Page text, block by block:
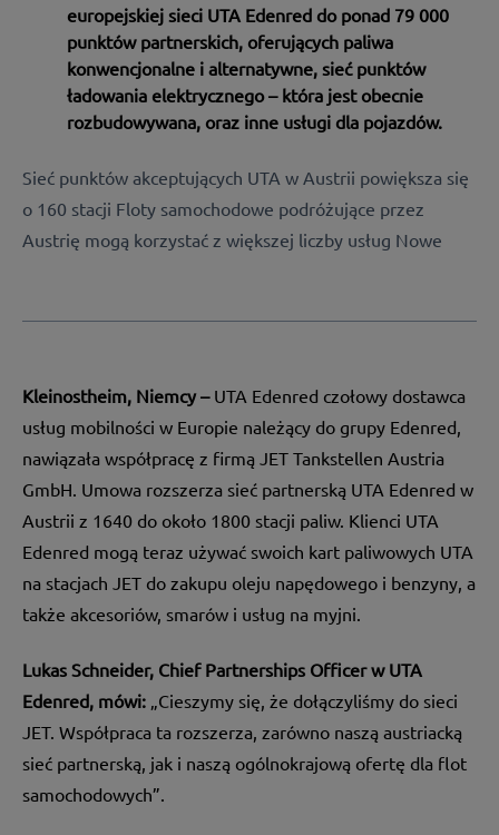
europejskiej sieci UTA Edenred do ponad 79 000
punktów partnerskich, oferujących paliwa
konwencjonalne i alternatywne, sieć punktów
ładowania elektrycznego – która jest obecnie
rozbudowywana, oraz inne usługi dla pojazdów.
Sieć punktów akceptujących UTA w Austrii powiększa się
o 160 stacji Floty samochodowe podróżujące przez
Austrię mogą korzystać z większej liczby usług Nowe
Kleinostheim, Niemcy – UTA Edenred czołowy dostawca
usług mobilności w Europie należący do grupy Edenred,
nawiązała współpracę z firmą JET Tankstellen Austria
GmbH. Umowa rozszerza sieć partnerską UTA Edenred w
Austrii z 1640 do około 1800 stacji paliw. Klienci UTA
Edenred mogą teraz używać swoich kart paliwowych UTA
na stacjach JET do zakupu oleju napędowego i benzyny, a
także akcesoriów, smarów i usług na myjni.
Lukas Schneider, Chief Partnerships Officer w UTA
Edenred, mówi: „Cieszymy się, że dołączyliśmy do sieci
JET. Współpraca ta rozszerza, zarówno naszą austriacką
sieć partnerską, jak i naszą ogólnokrajową ofertę dla flot
samochodowych”.